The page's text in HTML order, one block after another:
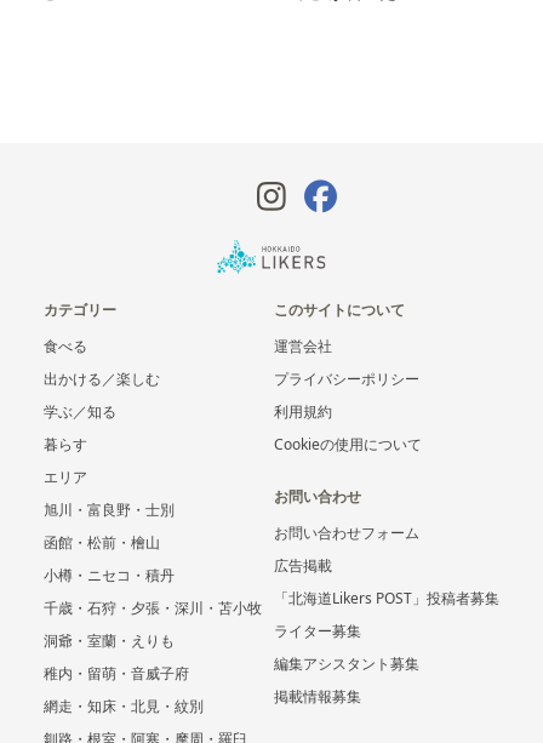
カテゴリー
食べる
出かける／楽しむ
学ぶ／知る
暮らす
エリア
旭川・富良野・士別
函館・松前・檜山
小樽・ニセコ・積丹
千歳・石狩・夕張・深川・苫小牧
洞爺・室蘭・えりも
稚内・留萌・音威子府
網走・知床・北見・紋別
釧路・根室・阿寒・摩周・羅臼
このサイトについて
運営会社
プライバシーポリシー
利用規約
Cookieの使用について
お問い合わせ
お問い合わせフォーム
広告掲載
「北海道Likers POST」投稿者募集
ライター募集
編集アシスタント募集
掲載情報募集